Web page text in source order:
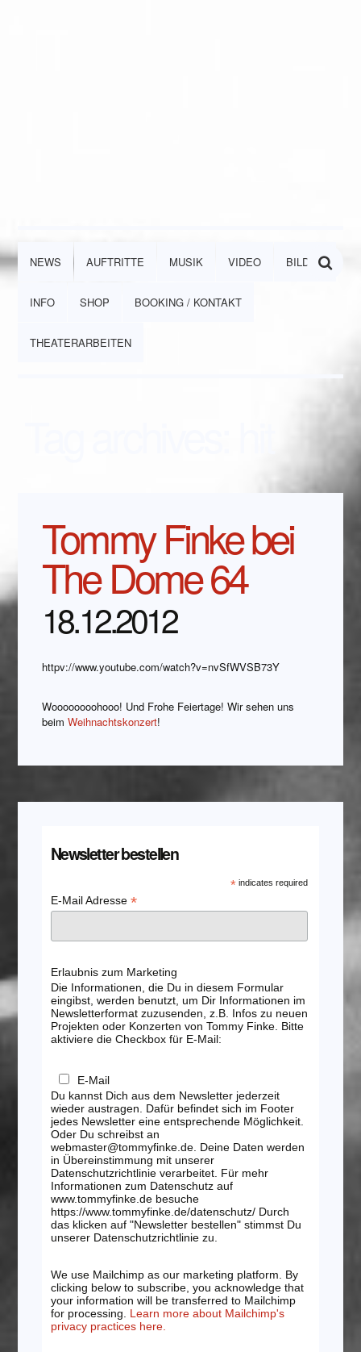
NEWS AUFTRITTE MUSIK VIDEO BILDER
INFO SHOP BOOKING / KONTAKT
THEATERARBEITEN
Tommy Finke bei
The Dome 64
18.12.2012
httpv://www.youtube.com/watch?v=nvSfWVSB73Y
Woooooooohooo! Und Frohe Feiertage! Wir sehen uns
beimWeihnachtskonzert!
Newsletter bestellen
* indicates required
E-Mail Adresse *
Erlaubnis zum Marketing
Die Informationen, die Du in diesem Formular
eingibst, werden benutzt, um Dir Informationen im
Newsletterformat zuzusenden, z.B. Infos zu neuen
Projekten oder Konzerten von Tommy Finke. Bitte
aktiviere die Checkbox für E-Mail:
E-Mail
Du kannst Dich aus dem Newsletter jederzeit
wieder austragen. Dafür befindet sich im Footer
jedes Newsletter eine entsprechende Möglichkeit.
Oder Du schreibst an
webmaster@tommyfinke.de. Deine Daten werden
in Übereinstimmung mit unserer
Datenschutzrichtlinie verarbeitet. Für mehr
Informationen zum Datenschutz auf
www.tommyfinke.de besuche
https://www.tommyfinke.de/datenschutz/ Durch
das klicken auf "Newsletter bestellen" stimmst Du
unserer Datenschutzrichtlinie zu.
We use Mailchimp as our marketing platform. By
clicking below to subscribe, you acknowledge that
your information will be transferred to Mailchimp
for processing. Learn more about Mailchimp's
privacy practices here.